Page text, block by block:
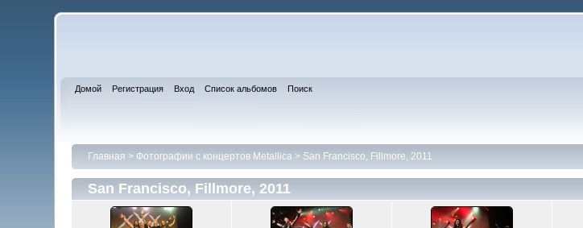
Домой Регистрация Вход Список альбомов Поиск
Главная > Фотографии с концертов Metallica> San Francisco, Fillmore, 2011
San Francisco, Fillmore, 2011